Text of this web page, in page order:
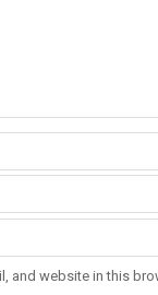
and website in this